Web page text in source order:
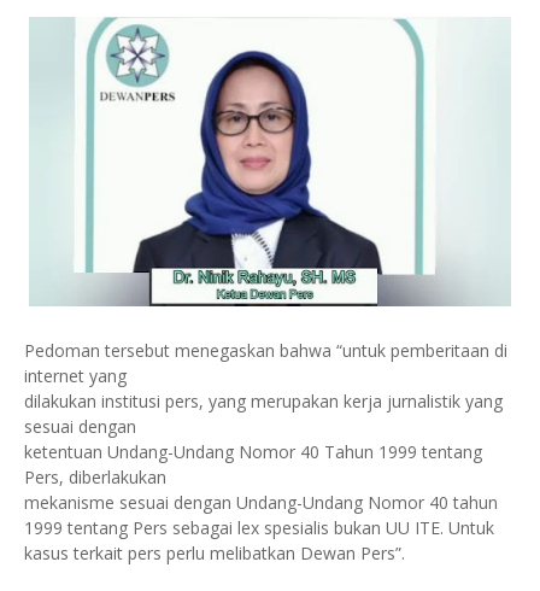
Pedoman tersebut menegaskan bahwa “untuk pemberitaan di
internet yang
dilakukan institusi pers, yang merupakan kerja jurnalistik yang
sesuai dengan
ketentuan Undang-Undang Nomor 40 Tahun 1999 tentang
Pers, diberlakukan
mekanisme sesuai dengan Undang-Undang Nomor 40 tahun
1999 tentang Pers sebagai lex spesialis bukan UU ITE. Untuk
kasus terkait pers perlu melibatkan Dewan Pers”.